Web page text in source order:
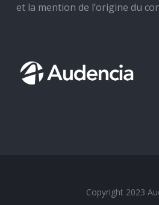
et la mention de l’origine du
Copyright 2023